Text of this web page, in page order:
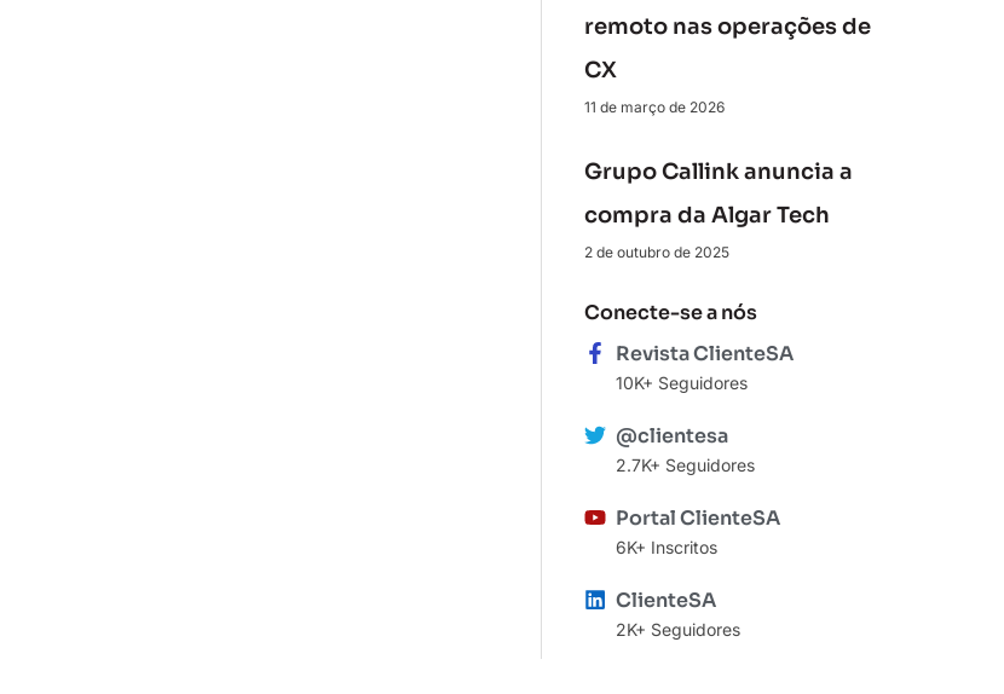
remoto nas operações de
CX
11 de março de 2026
Grupo Callink anuncia a
compra da Algar Tech
2 de outubro de 2025
Conecte-se a nós
Revista ClienteSA
10K+ Seguidores
@clientesa
2.7K+ Seguidores
Portal ClienteSA
6K+ Inscritos
ClienteSA
2K+ Seguidores